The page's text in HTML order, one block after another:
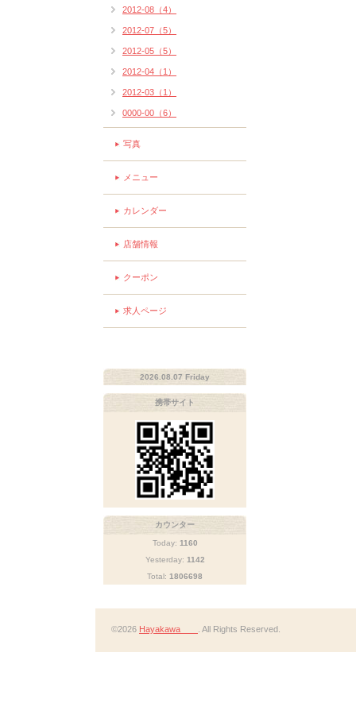
2012-08（4）
2012-07（5）
2012-05（5）
2012-04（1）
2012-03（1）
0000-00（6）
写真
メニュー
カレンダー
店舗情報
クーポン
求人ページ
2026.08.07 Friday
携帯サイト
カウンター
Today: 1160
Yesterday: 1142
Total: 1806698
©2026 Hayakawa . All Rights Reserved.